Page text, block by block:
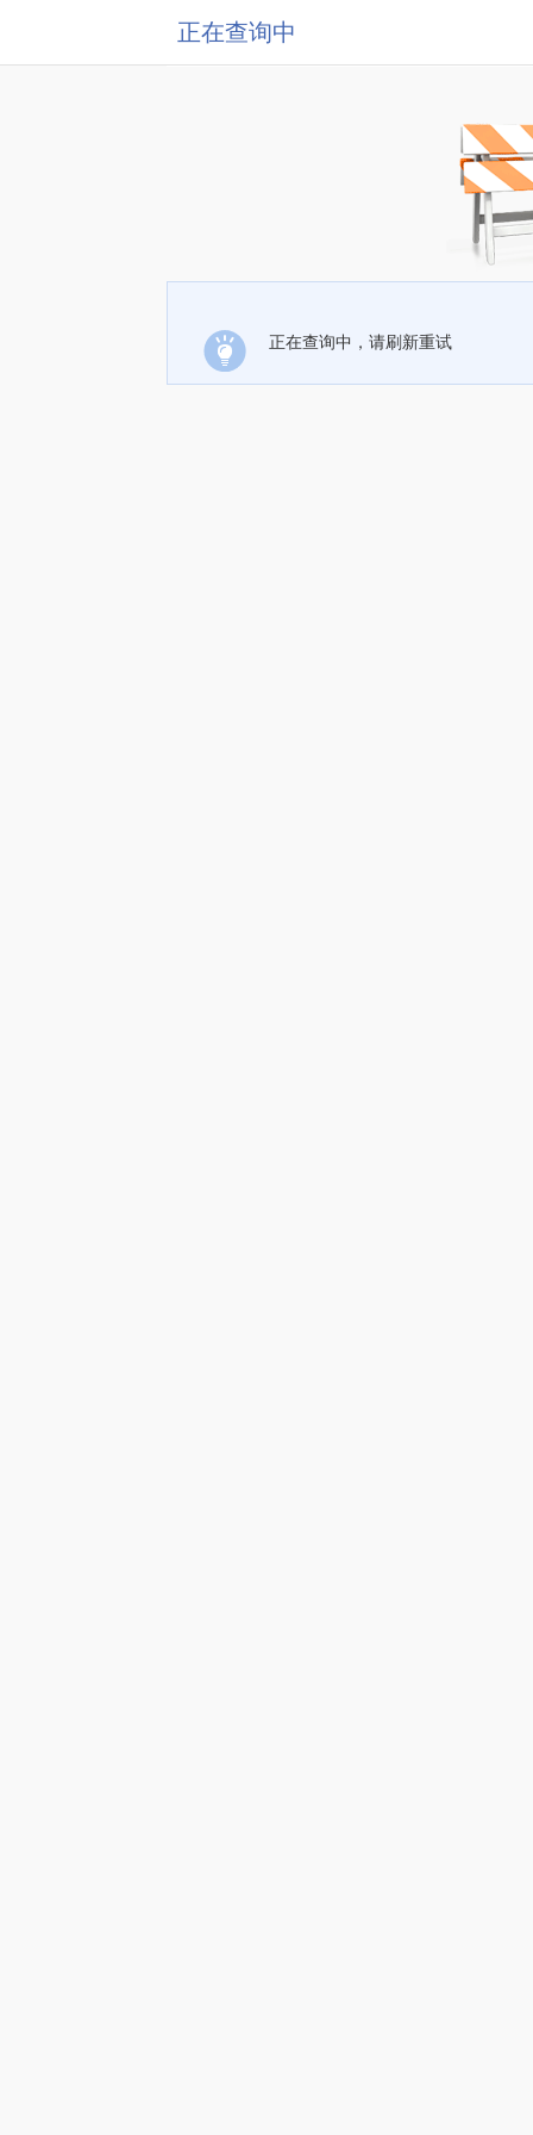
正在查询中
正在查询中，请刷新重试